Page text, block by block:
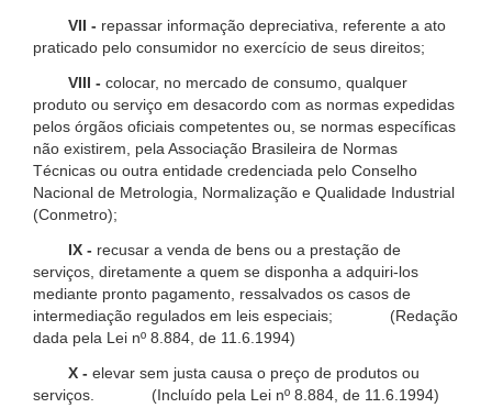
VII - repassar informação depreciativa, referente a ato
praticado pelo consumidor no exercício de seus direitos;
VIII - colocar, no mercado de consumo, qualquer
produto ou serviço em desacordo com as normas expedidas
pelos órgãos oficiais competentes ou, se normas específicas
não existirem, pela Associação Brasileira de Normas
Técnicas ou outra entidade credenciada pelo Conselho
Nacional de Metrologia, Normalização e Qualidade Industrial
(Conmetro);
IX - recusar a venda de bens ou a prestação de
serviços, diretamente a quem se disponha a adquiri-los
mediante pronto pagamento, ressalvados os casos de
intermediação regulados em leis especiais; (Redação
dada pela Lei nº 8.884, de 11.6.1994)
X - elevar sem justa causa o preço de produtos ou
serviços. (Incluído pela Lei nº 8.884, de 11.6.1994)